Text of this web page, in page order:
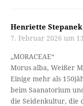
Henriette Stepanek
7. Februar 2026 um
„MORACEAE“
Morus alba, Weißer
Einige mehr als
beim Saanatorium
die Seidenkultur, die